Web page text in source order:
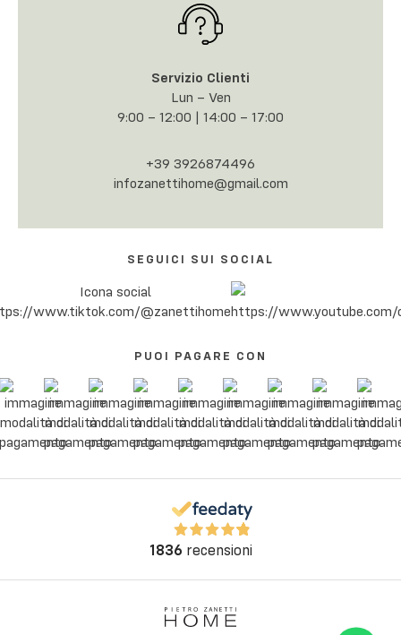
Servizio Clienti
Lun – Ven
9:00 – 12:00 | 14:00 – 17:00
+39 3926874496
infozanettihome@gmail.com
SEGUICI SUI SOCIAL
PUOI PAGARE CON
1836 recensioni